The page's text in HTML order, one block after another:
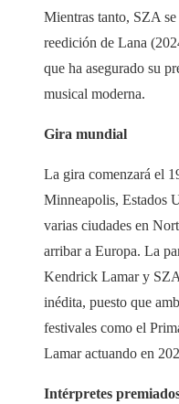
Mientras tanto, SZA se
reedición de Lana
que ha asegurado su
musical moderna.
Gira mundial
La gira comenzará el
Minneapolis, Estados
varias ciudades en
arribar a Europa. La
Kendrick Lamar y
inédita, puesto que
festivales como el
Lamar actuando en
Intérpretes